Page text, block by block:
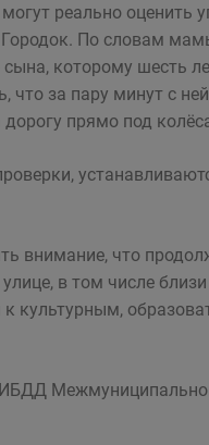
реально оценить
По словам
которому шесть
за пару минут с
прямо под
внимание, что
в том числе
культурным,